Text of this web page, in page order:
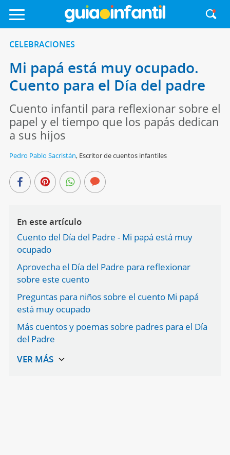
CELEBRACIONES
Mi papá está muy ocupado.
Cuento para el Día del padre
Cuento infantil para reflexionar sobre el
papel y el tiempo que los papás dedican
a sus hijos
Pedro Pablo Sacristán, Escritor de cuentos infantiles
En este artículo
Cuento del Día del Padre - Mi papá está muy
ocupado
Aprovecha el Día del Padre para reflexionar
sobre este cuento
Preguntas para niños sobre el cuento Mi papá
está muy ocupado
Más cuentos y poemas sobre padres para el Día
del Padre